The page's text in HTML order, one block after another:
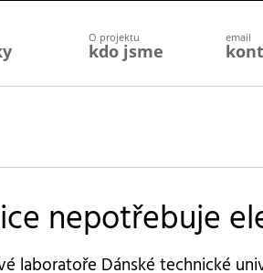
O projektu
kdo jsme
email
nepotřebuje
laboratoře Dánské technické